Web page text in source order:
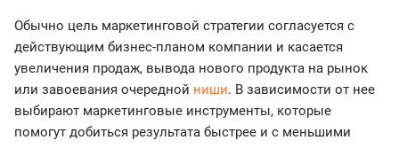
Обычно цель маркетинговой стратегии согласуется с
действующим бизнес-планом компании и касается
увеличения продаж, вывода нового продукта на рынок
или завоевания очередной ниши. В зависимости от нее
выбирают маркетинговые инструменты, которые
помогут добиться результата быстрее и с меньшими